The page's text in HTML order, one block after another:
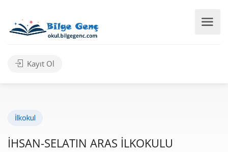
Kayıt Ol
İlkokul
İHSAN-SELATIN ARAS İLKOKULU